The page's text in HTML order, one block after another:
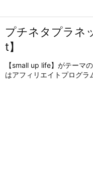
プチネタプラネ
t】
【small up life】がテーマ
はアフィリエイトプログラ